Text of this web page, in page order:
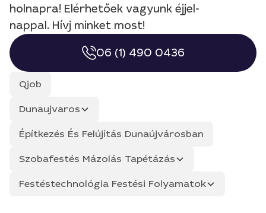
holnapra! Elérhetőek vagyunk éjjel-
nappal. Hívj minket most!
06 (1) 490 0436
Qjob
Dunaujvaros
Építkezés És Felújítás Dunaújvárosban
Szobafestés Mázolás Tapétázás
Festéstechnológia Festési Folyamatok